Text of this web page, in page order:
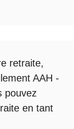
retraite,
AAH -
pouvez
en tant